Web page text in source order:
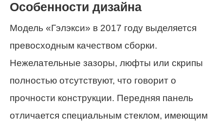
Особенности дизайна
Модель «Гэлэкси» в 2017 году выделяется
превосходным качеством сборки.
Нежелательные зазоры, люфты или скрипы
полностью отсутствуют, что говорит о
прочности конструкции. Передняя панель
отличается специальным стеклом, имеющим